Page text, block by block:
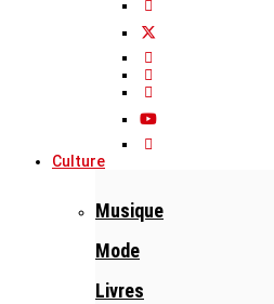
Culture
Musique
Mode
Livres